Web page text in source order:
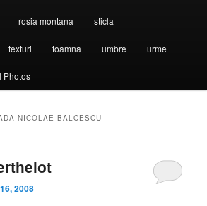
rosia montana sticla
texturi toamna umbre urme
Photos
NICOLAE BALCESCU
2008